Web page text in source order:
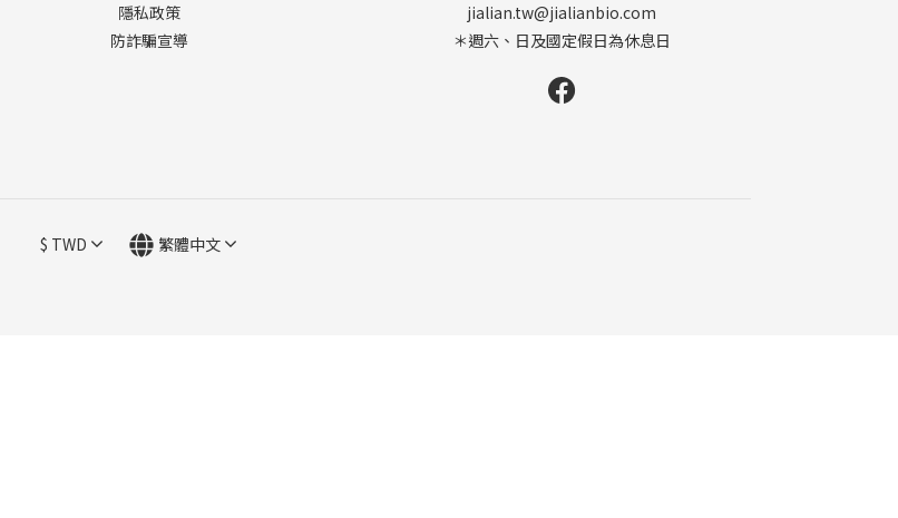
隱私政策
防詐騙宣導
jialian.tw@jialianbio.com
＊週六、日及國定假日為休息日
$ TWD 繁體中文